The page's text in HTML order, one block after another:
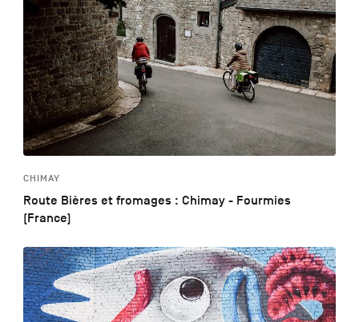
CHIMAY
Route Bières et fromages : Chimay - Fourmies
(France)